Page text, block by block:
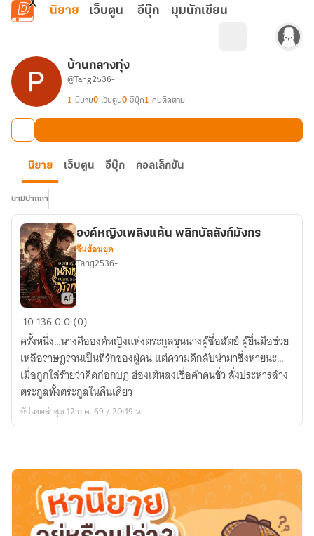
ข้ามไปยังเนื้อหาหลัก
นิยาย เว็บตูน อีบุ๊ก มุมนักเขียน
บ้านกลางทุ่ง
@Tang2536-
1 นิยาย0 เว็บตูน0 อีบุ๊ก1 คนติดตาม
นิยาย เว็บตูน อีบุ๊ก คอลเล็กชัน
นามปากกา
องค์
หญิง
เพลิง
แค้น
พลิก
บัลลังก์
มังกร
องค์หญิงเพลิงแค้น พลิกบัลลังก์มังกร
จีนย้อนยุค
Tang2536-
1013600 (0)
ครั้งหนึ่ง…นางคือองค์หญิงแห่งตระกูลขุนนางผู้ซื่อสัตย์ ผู้ยื่นมือช่วย
เหลือราษฎรจนเป็นที่รักของผู้คน แต่ความดีกลับนำมาซึ่งหายนะ…
เมื่อถูกใส่ร้ายว่าคิดก่อกบฏ ฮ่องเต้หลงเชื่อคำคนชั่ว สั่งประหารล้าง
ตระกูลทั้งตระกูลในคืนเดียว
อัปเดตล่าสุด 12 ก.ค. 69 / 20:19 น.